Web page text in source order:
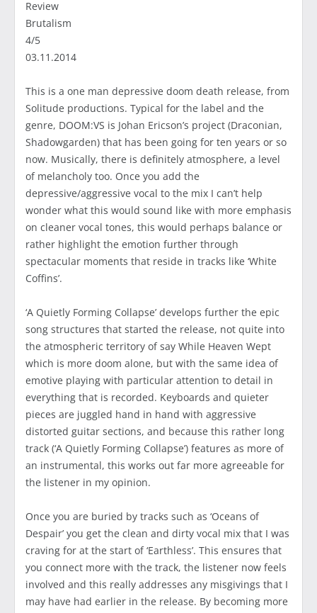
Review
Brutalism
4/5
03.11.2014
This is a one man depressive doom death release, from
Solitude productions. Typical for the label and the
genre, DOOM:VS is Johan Ericson’s project (Draconian,
Shadowgarden) that has been going for ten years or so
now. Musically, there is definitely atmosphere, a level
of melancholy too. Once you add the
depressive/aggressive vocal to the mix I can’t help
wonder what this would sound like with more emphasis
on cleaner vocal tones, this would perhaps balance or
rather highlight the emotion further through
spectacular moments that reside in tracks like ‘White
Coffins’.
‘A Quietly Forming Collapse’ develops further the epic
song structures that started the release, not quite into
the atmospheric territory of say While Heaven Wept
which is more doom alone, but with the same idea of
emotive playing with particular attention to detail in
everything that is recorded. Keyboards and quieter
pieces are juggled hand in hand with aggressive
distorted guitar sections, and because this rather long
track (‘A Quietly Forming Collapse’) features as more of
an instrumental, this works out far more agreeable for
the listener in my opinion.
Once you are buried by tracks such as ‘Oceans of
Despair’ you get the clean and dirty vocal mix that I was
craving for at the start of ‘Earthless’. This ensures that
you connect more with the track, the listener now feels
involved and this really addresses any misgivings that I
may have had earlier in the release. By becoming more